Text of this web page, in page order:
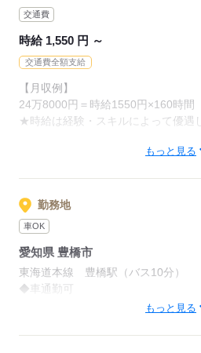
交通費
時給 1,550 円 ～
交通費全額支給
【月収例】
24万8000円＝時給1550円×160時間
★時給は経験・スキルによって優遇
交通費が支給されなかったので、諦
というご経験がある方に朗報です◎
スタッフサービス・エンジニアリン
紹介する案件は交通費支給！
あなたがやりたいと思える、
好きなお仕事で働きましょう！
もっと見る
勤務地
車OK
愛知県 豊橋市
東海道本線 豊橋駅（バス10分）
◆車通勤可
◆職場の環境：【車通勤：可】【た
もっと見る